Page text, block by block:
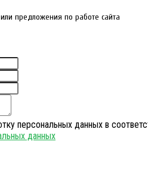
предложения по работе сайта
персональных данных в
данных